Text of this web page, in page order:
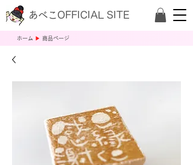
あべこOFFICIAL SITE
​ホーム ▶ 商品ページ